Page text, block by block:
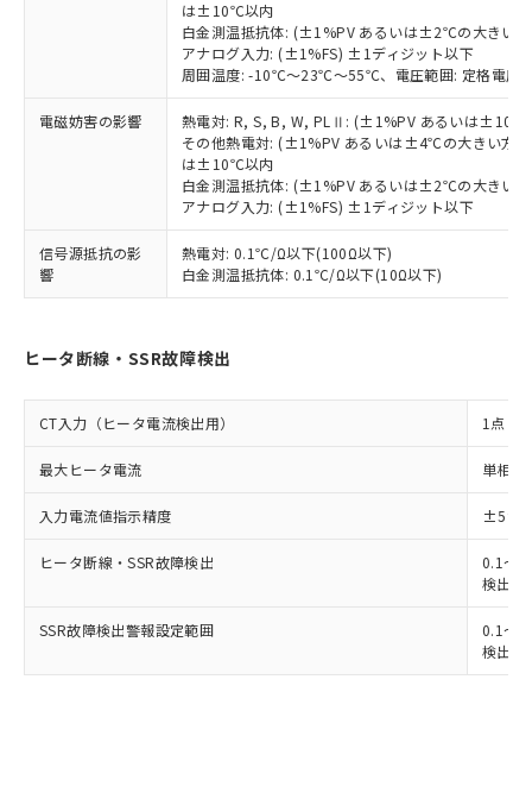
は±10℃以内
白金測温抵抗体: (±1%PV あるいは±2℃の大きい
アナログ入力: (±1%FS) ±1ディジット以下
周囲温度: -10℃～23℃～55℃、電圧範囲: 定格電圧
電磁妨害の影響
熱電対: R, S, B, W, PLⅡ: (±1%PV あるいは±10℃
その他熱電対: (±1%PV あるいは±4℃の大きい方
は±10℃以内
白金測温抵抗体: (±1%PV あるいは±2℃の大きい
アナログ入力: (±1%FS) ±1ディジット以下
信号源抵抗の影
響
熱電対: 0.1℃/Ω以下(100Ω以下)
白金測温抵抗体: 0.1℃/Ω以下(10Ω以下)
ヒータ断線・SSR故障検出
CT入力（ヒータ電流検出用） 1点
最大ヒータ電流 単相
入力電流値指示精度
ヒータ断線・SSR故障検出
0.1～
検出最
SSR故障検出警報設定範囲
0.1～
検出最
既に当社にて対応品への在庫切替を完了
していることから、特段のことがない限
り、2022年1月12日より割愛しておりま